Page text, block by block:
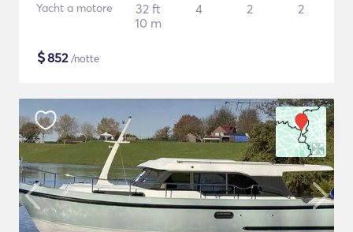
Yacht a motore
32 ft
10 m
4 2 2
$852/notte